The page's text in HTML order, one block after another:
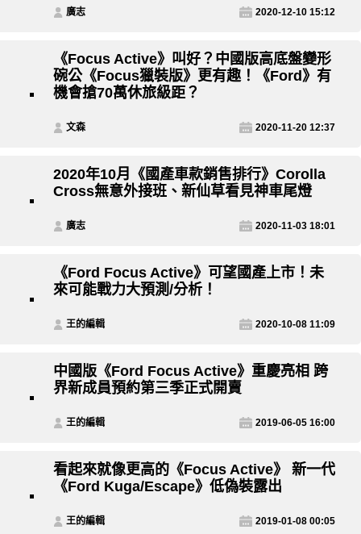
廣志 2020-12-10 15:12
《Focus Active》叫好？中國版高底盤變形
碗公《Focus獵裝版》更有趣！《Ford》有
機會搶70萬休旅級距？
文森 2020-11-20 12:37
2020年10月《國產車款銷售排行》Corolla
Cross無意外接班、新仙草看見神車尾燈
廣志 2020-11-03 18:01
《Ford Focus Active》可望國產上市！未
來可能戰力大預測/分析！
王的編輯 2020-10-08 11:09
中國版《Ford Focus Active》重慶亮相 跨
界新成員預約第三季正式開賣
王的編輯 2019-06-05 16:00
看起來就像更高的《Focus Active》 新一代
《Ford Kuga/Escape》低偽裝露出
王的編輯 2019-01-08 00:05